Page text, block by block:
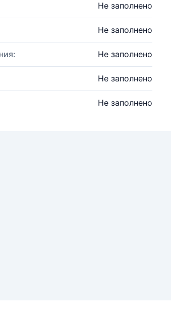
Не заполнено
Не заполнено
Не заполнено
Не заполнено
Не заполнено